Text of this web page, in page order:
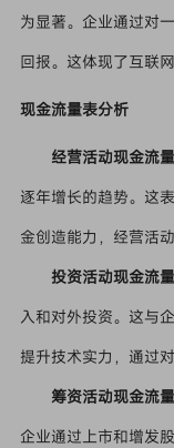
为显著。企业通过对
回报。这体现了互联
现金流量表分析
经营活动现金流量
逐年增长的趋势。这
金创造能力，经营活
投资活动现金流量
入和对外投资。这与
提升技术实力，通过
筹资活动现金流量
企业通过上市和增发